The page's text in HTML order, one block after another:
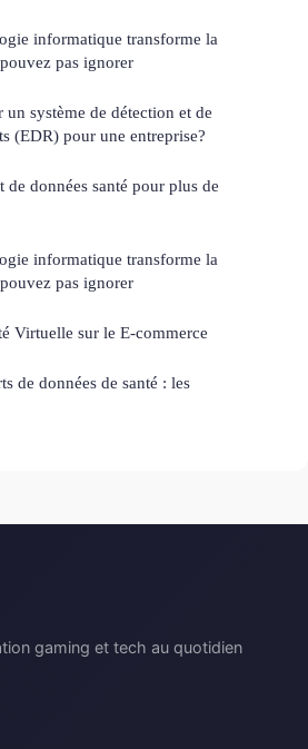
informatique transforme la
pas ignorer
système de détection et de
(EDR) pour une entreprise?
données santé pour plus de
informatique transforme la
pas ignorer
Virtuelle sur le E-commerce
de données de santé : les
gaming et tech au quotidien